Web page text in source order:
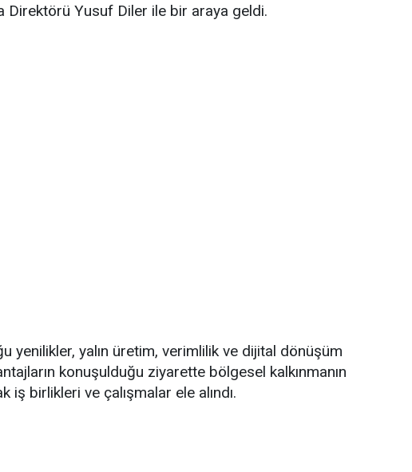
Direktörü Yusuf Diler ile bir araya geldi.
yenilikler, yalın üretim, verimlilik ve dijital dönüşüm
konuşulduğu ziyarette bölgesel kalkınmanın
iş birlikleri ve çalışmalar ele alındı.